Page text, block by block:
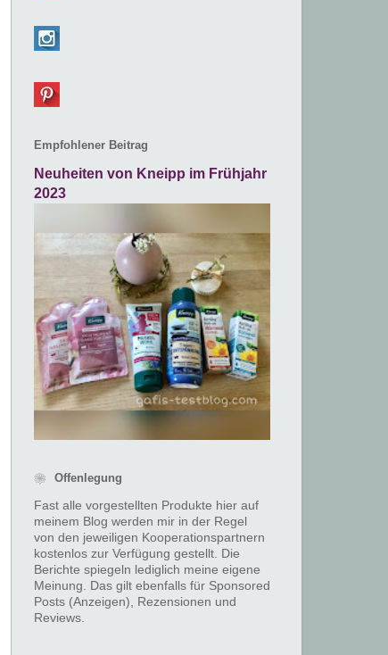
Empfohlener Beitrag
Neuheiten von Kneipp im Frühjahr
2023
❀ Offenlegung
Fast alle vorgestellten Produkte hier auf
meinem Blog werden mir in der Regel
von den jeweiligen Kooperationspartnern
kostenlos zur Verfügung gestellt. Die
Berichte spiegeln lediglich meine eigene
Meinung. Das gilt ebenfalls für Sponsored
Posts (Anzeigen), Rezensionen und
Reviews.